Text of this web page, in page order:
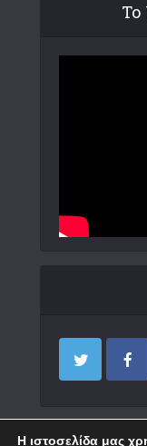
Το
Επικοινωνία
Η ιστοσελίδα μας